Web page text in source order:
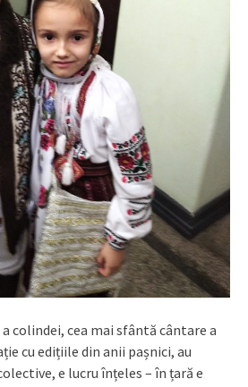
colindei, cea mai sfântă cântare a
cu edițiile din anii pașnici, au
e lucru înțeles – în țară e